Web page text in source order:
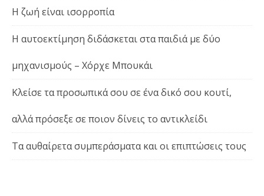
Η ζωή είναι ισορροπία
Η αυτοεκτίμηση διδάσκεται στα παιδιά με δύο
μηχανισμούς – Χόρχε Μπουκάι
Κλείσε τα προσωπικά σου σε ένα δικό σου κουτί,
αλλά πρόσεξε σε ποιον δίνεις το αντικλείδι
Τα αυθαίρετα συμπεράσματα και οι επιπτώσεις τους